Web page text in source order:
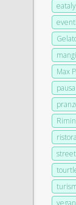
eataly
Max